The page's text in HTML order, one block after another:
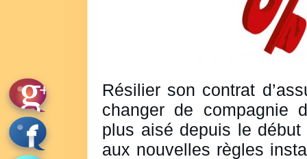
Résilier son contrat
changer de compagnie
plus aisé depuis le début
aux nouvelles règles